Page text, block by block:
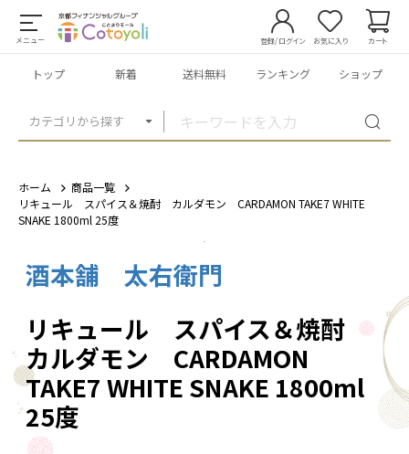
メニュー
カテゴリから探す
登録/ログイン お気に入り カート
トップ 新着 送料無料 ランキング ショップ
ホーム
商品一覧
リキュール スパイス＆焼酎 カルダモン CARDAMON TAKE7 WHITE
SNAKE 1800ml 25度
酒本舗 太右衛門
リキュール スパイス＆焼酎
カルダモン CARDAMON
TAKE7 WHITE SNAKE 1800ml
25度